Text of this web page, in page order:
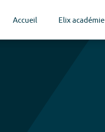
Accueil Elix académie